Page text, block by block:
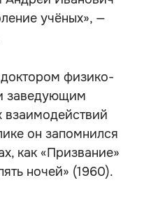
учёных», —
физико-
заведующим
взаимодействий
он запомнился
как «Призвание»
ночей» (1960).